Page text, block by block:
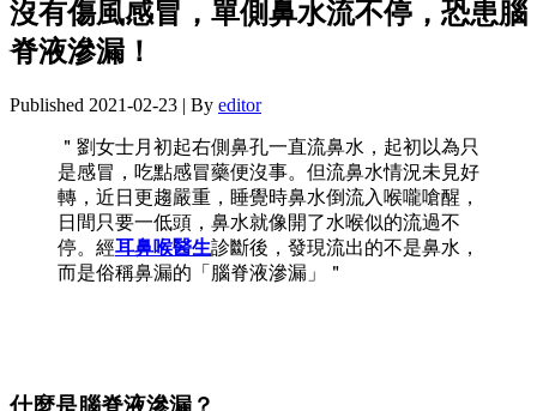
沒有傷風感冒，單側鼻水流不停，恐患腦
脊液滲漏！
Published 2021-02-23 | By editor
＂劉女士月初起右側鼻孔一直流鼻水，起初以為只
是感冒，吃點感冒藥便沒事。但流鼻水情況未見好
轉，近日更趨嚴重，睡覺時鼻水倒流入喉嚨嗆醒，
日間只要一低頭，鼻水就像開了水喉似的流過不
停。經耳鼻喉醫生診斷後，發現流出的不是鼻水，
而是俗稱鼻漏的「腦脊液滲漏」＂
什麼是腦脊液滲漏？